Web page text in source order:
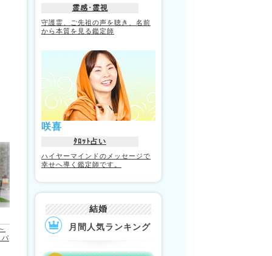
パ
霊感･霊視
守護霊、ご先祖の声を聴き、名前
から本質を見る鑑定師
咲喜
ﾀﾛｯﾄ占い
ハイヤーマインドのメッセージで
幸せへ導く鑑定師です。
結婚
月間人気ランキング